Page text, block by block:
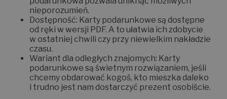
nieporozumień.
Dostępność: Karty podarunkowe są dostępne
od ręki w wersji PDF. A to ułatwia ich zdobycie
w ostatniej chwili czy przy niewielkim nakładzie
czasu.
Wariant dla odległych znajomych: Karty
podarunkowe są świetnym rozwiązaniem, jeśli
chcemy obdarować kogoś, kto mieszka daleko
i trudno jest nam dostarczyć prezent osobiście.